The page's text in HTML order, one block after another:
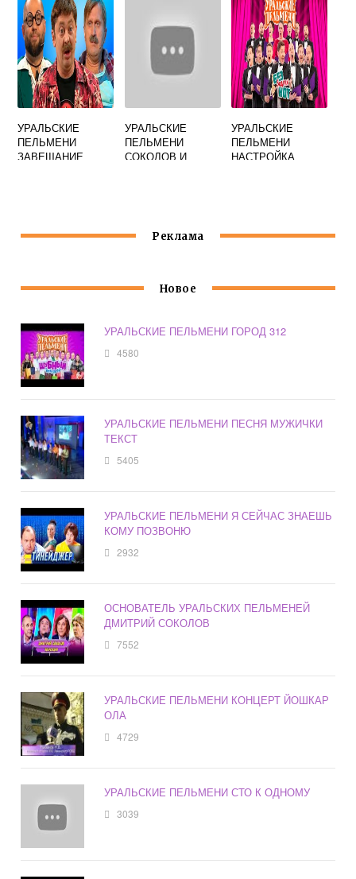
УРАЛЬСКИЕ
ПЕЛЬМЕНИ
ЗАВЕЩАНИЕ
УРАЛЬСКИЕ
ПЕЛЬМЕНИ
СОКОЛОВ И
УРАЛЬСКИЕ
ПЕЛЬМЕНИ
НАСТРОЙКА
Реклама
Новое
УРАЛЬСКИЕ ПЕЛЬМЕНИ ГОРОД 312
4580
УРАЛЬСКИЕ ПЕЛЬМЕНИ ПЕСНЯ МУЖИЧКИ
ТЕКСТ
5405
УРАЛЬСКИЕ ПЕЛЬМЕНИ Я СЕЙЧАС ЗНАЕШЬ
КОМУ ПОЗВОНЮ
2932
ОСНОВАТЕЛЬ УРАЛЬСКИХ ПЕЛЬМЕНЕЙ
ДМИТРИЙ СОКОЛОВ
7552
УРАЛЬСКИЕ ПЕЛЬМЕНИ КОНЦЕРТ ЙОШКАР
ОЛА
4729
УРАЛЬСКИЕ ПЕЛЬМЕНИ СТО К ОДНОМУ
3039